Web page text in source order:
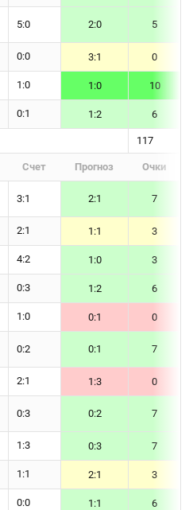
5:0 2:0 5
0:0 3:1 0
1:0 1:0 10
0:1 1:2 6
117
Счет Прогноз Очки
3:1 2:1 7
2:1 1:1 3
4:2 1:0 3
0:3 1:2 6
1:0 0:1 0
0:2 0:1 7
2:1 1:3 0
0:3 0:2 7
1:3 0:3 7
1:1 2:1 3
0:0 1:1 6